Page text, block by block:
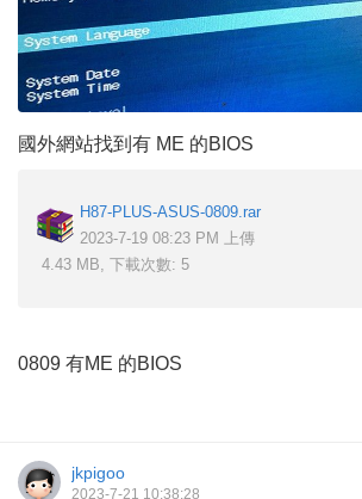
國外網站找到有 ME 的BIOS
H87-PLUS-ASUS-0809.rar
2023-7-19 08:23 PM 上傳
4.43 MB, 下載次數: 5
0809 有ME 的BIOS
jkpigoo
2023-7-21 10:38:28